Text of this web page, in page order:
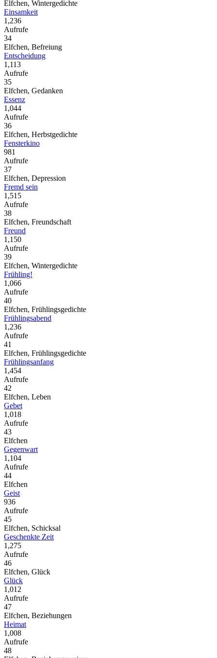
Elfchen, Wintergedichte
Einsamkeit
1,236
Aufrufe
34
Elfchen, Befreiung
Entscheidung
1,113
Aufrufe
35
Elfchen, Gedanken
Essenz
1,044
Aufrufe
36
Elfchen, Herbstgedichte
Fensterkino
981
Aufrufe
37
Elfchen, Depression
Fremd sein
1,515
Aufrufe
38
Elfchen, Freundschaft
Freund
1,150
Aufrufe
39
Elfchen, Wintergedichte
Frühling!
1,066
Aufrufe
40
Elfchen, Frühlingsgedichte
Frühlingsabend
1,236
Aufrufe
41
Elfchen, Frühlingsgedichte
Frühlingsanfang
1,454
Aufrufe
42
Elfchen, Leben
Gebet
1,018
Aufrufe
43
Elfchen
Gegenwart
1,104
Aufrufe
44
Elfchen
Geist
936
Aufrufe
45
Elfchen, Schicksal
Geschenkte Zeit
1,275
Aufrufe
46
Elfchen, Glück
Glück
1,012
Aufrufe
47
Elfchen, Beziehungen
Heimat
1,008
Aufrufe
48